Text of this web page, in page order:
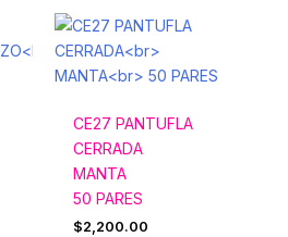
CE27 PANTUFLA
CERRADA
MANTA
50 PARES
$2,200.00